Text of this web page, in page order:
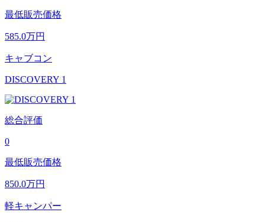
最低販売価格
585.0万円
キャブコン
DISCOVERY 1
総合評価
0
最低販売価格
850.0万円
軽キャンパー